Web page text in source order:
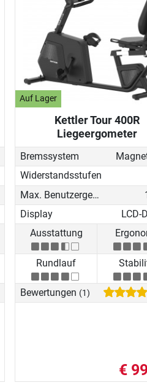
Auf Lager
Kettler Tour 400R
Liegeergometer
Bremssystem
Widerstandsstufen
Max. Benutzergewicht
Display
LCD-
Ausstattung
Rundlauf
Bewertungen (1)
€